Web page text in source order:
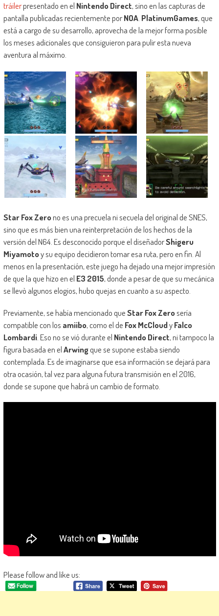
tráilerpresentado en el Nintendo Direct, sino en las capturas de
pantalla publicadas recientemente porNOA. PlatinumGames, que
está a cargo de su desarrollo, aprovecha de la mejor forma posible
los meses adicionales que consiguieron para pulir esta nueva
aventura al máximo.
Star Fox Zerono es una precuela ni secuela del original de SNES,
sino que es más bien una reinterpretación de los hechos de la
versión del N64. Es desconocido porque el diseñadorShigeru
Miyamotoy su equipo decidieron tomar esa ruta, pero en fin. Al
menos en la presentación, este juego ha dejado una mejor impresión
de que la que hizo en el E3 2015, donde a pesar de que su mecánica
se llevò algunos elogios, hubo quejas en cuanto a su aspecto.
Previamente, se había mencionado queStar Fox Zerosería
compatible con los amiibo, como el de Fox McCloudyFalco
Lombardi. Eso no se vió durante el Nintendo Direct, ni tampoco la
figura basada en elArwingque se supone estaba siendo
contemplada. Es de imaginarse que esa información se dejará para
otra ocasión, tal vez para alguna futura transmisión en el 2016,
donde se supone que habrá un cambio de formato.
Please follow and like us: